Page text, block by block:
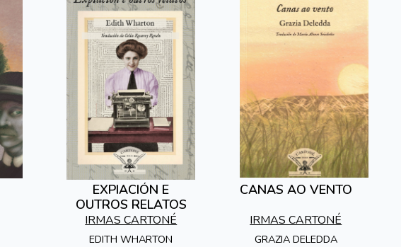
EXPIACIÓN E
OUTROS RELATOS
IRMAS CARTONÉ
EDITH WHARTON
CANAS AO VENTO
IRMAS CARTONÉ
GRAZIA DELEDDA